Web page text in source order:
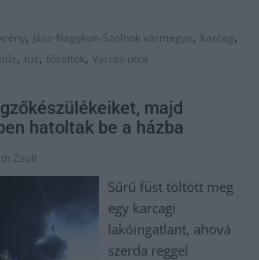
, Jász-Nagykun-Szolnok vármegye, Karcag,
, tűz, tűzoltók,Varrós utca
majd
hatoltak be a házba
Zsolt
Sűrű füst töltött meg
egy karcagi
lakóingatlant, ahová
szerda reggel